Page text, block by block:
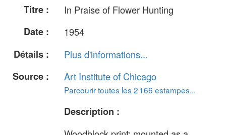
Titre :
In Praise of Flower Hunting
Date :
1954
Détails :
Plus d'informations...
Source :
Art Institute of Chicago
Parcourir toutes les 2 166 estampes...
Description :